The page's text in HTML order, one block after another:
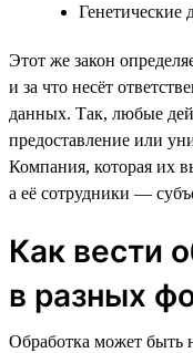
Генетические
Этот же закон
и за что несёт
данных. Так, любые
предоставление или
Компания, которая их
а её сотрудники —
Как вести
в разных
Обработка может быть